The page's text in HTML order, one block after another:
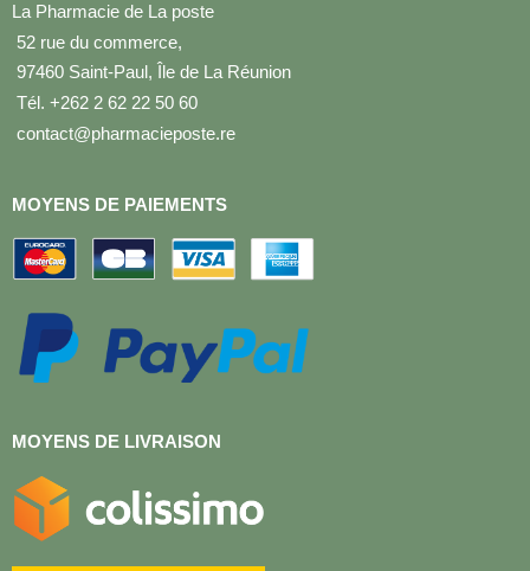
La Pharmacie de La poste
52 rue du commerce,
97460 Saint-Paul, Île de La Réunion
Tél. +262 2 62 22 50 60
contact@pharmacieposte.re
MOYENS DE PAIEMENTS
MOYENS DE LIVRAISON